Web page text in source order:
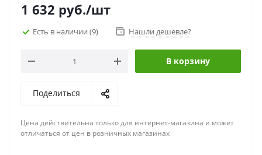
1 632 руб./шт
Есть в наличии (9) Нашли дешевле?
В корзину
Поделиться
Цена действительна только для интернет-магазина и может
отличаться от цен в розничных магазинах